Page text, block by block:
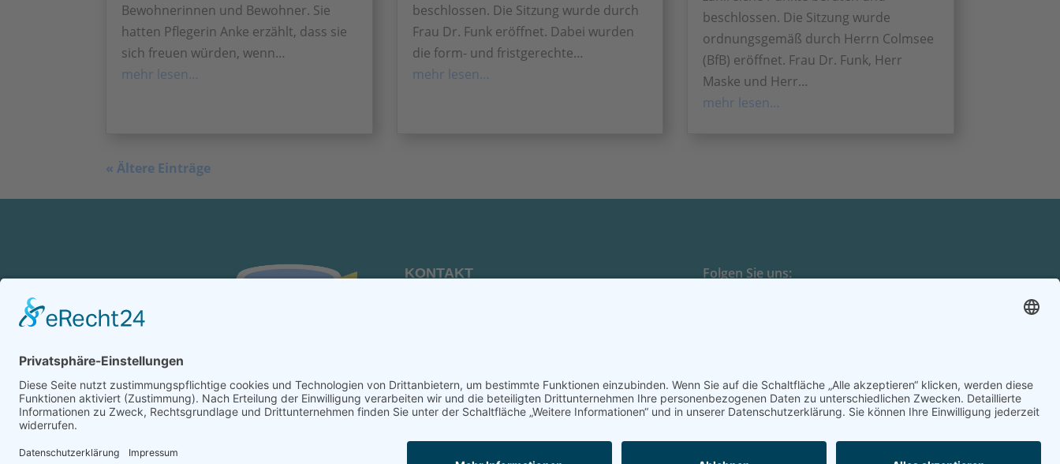
Bewohnerinnen und Bewohner. Sie
hatten Pflegerin Anke erzählt, dass sie
sich freuen würden, wenn…
mehr lesen…
beschlossen. Die Sitzung wurde durch
Frau Dr. Funk eröffnet. Dabei wurden
die form- und fristgerechte…
mehr lesen…
beschlossen. Die Sitzung wurde
ordnungsgemäß durch Herrn Colmsee
(BfB) eröffnet. Frau Dr. Funk, Herr
Maske und Herr…
mehr lesen…
« Ältere Einträge
KONTAKT
Folgen Sie uns:
Impres­sum| ©2026 aus der MITTE - Alle Rechte vorbehalten.